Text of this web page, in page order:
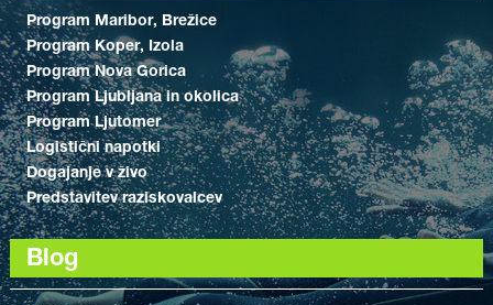
Program Maribor, Brežice
Program Koper, Izola
Program Nova Gorica
Program Ljubljana in okolica
Program Ljutomer
Logistični napotki
Dogajanje v živo
Predstavitev raziskovalcev
Blog